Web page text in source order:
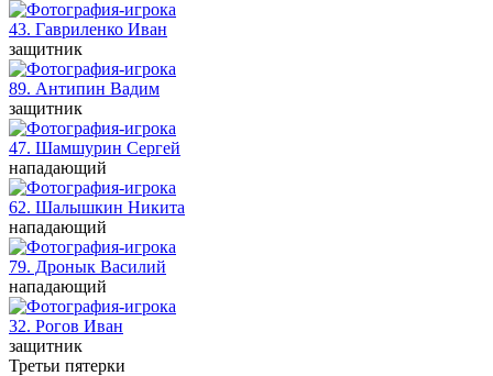
43. Гавриленко Иван
защитник
89. Антипин Вадим
защитник
47. Шамшурин Сергей
нападающий
62. Шалышкин Никита
нападающий
79. Дронык Василий
нападающий
32. Рогов Иван
защитник
Третьи пятерки